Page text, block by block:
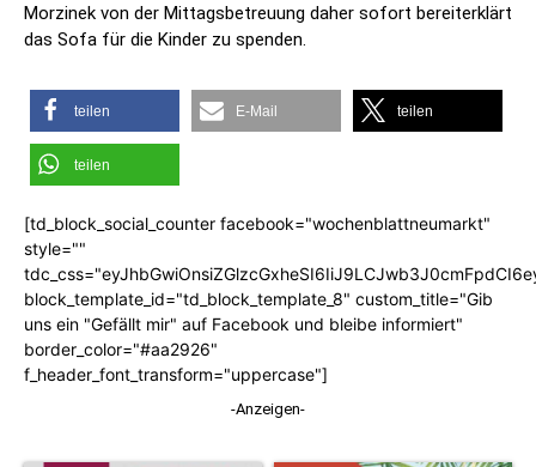
Morzinek von der Mittagsbetreuung daher sofort bereiterklärt
das Sofa für die Kinder zu spenden.
teilen E-Mail teilen
teilen
[td_block_social_counter facebook="wochenblattneumarkt"
style=""
block_template_id="td_block_template_8" custom_title="Gib
uns ein "Gefällt mir" auf Facebook und bleibe informiert"
border_color="#aa2926"
f_header_font_transform="uppercase"]
-Anzeigen-